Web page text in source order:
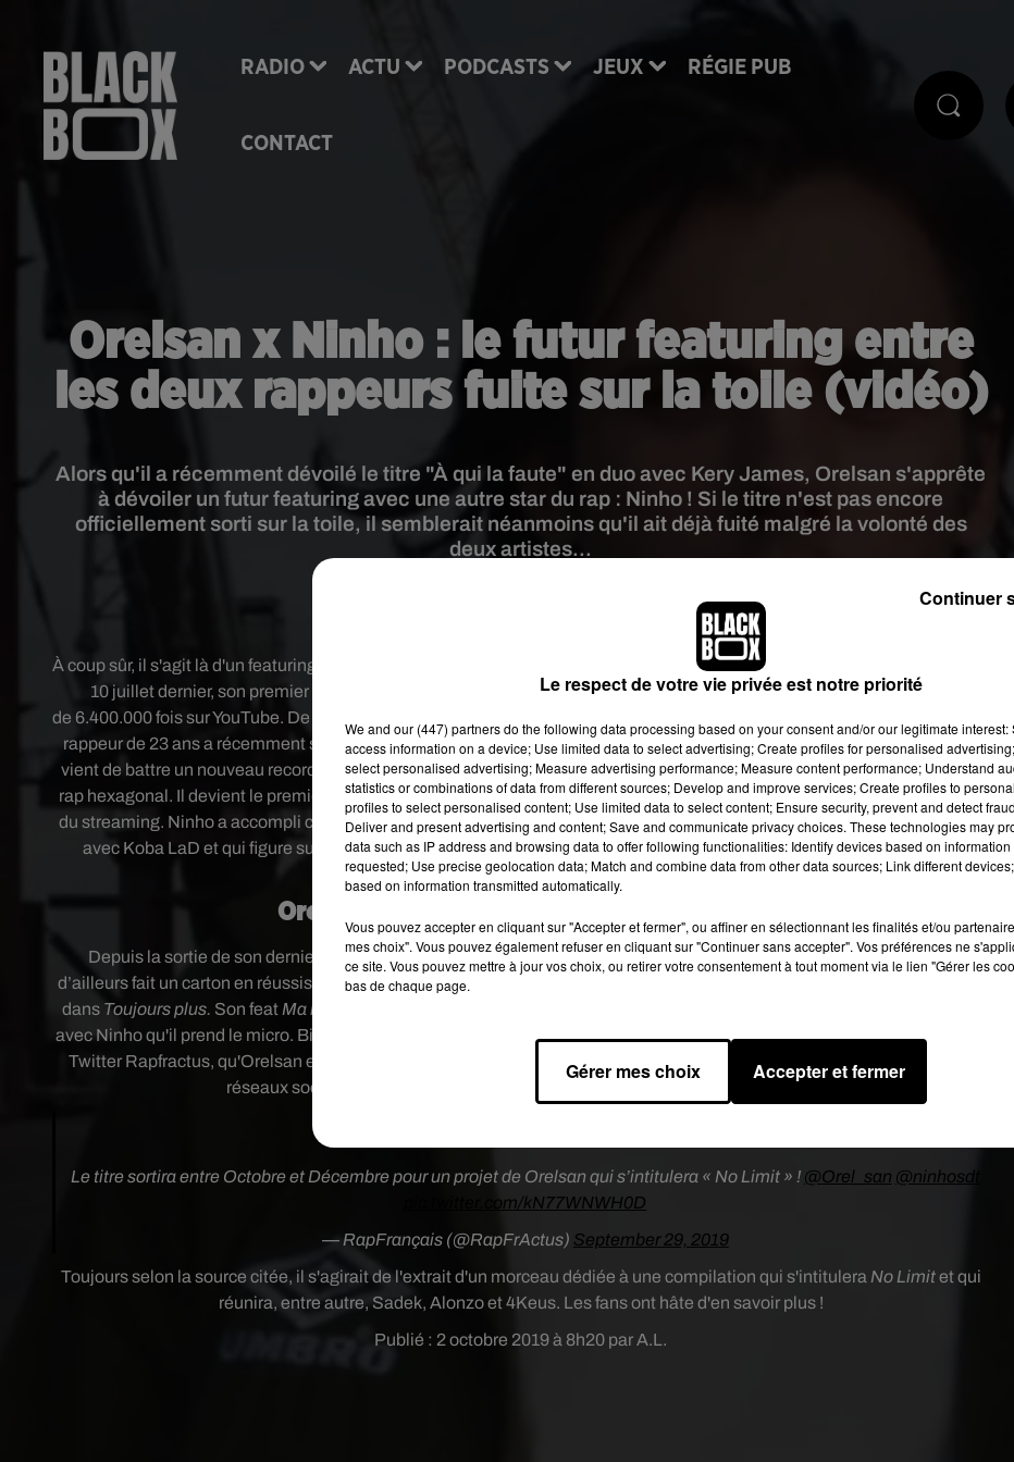
RADIO ACTU PODCASTS JEUX RÉGIE PUB
CONTACT
Orelsan x Ninho : le futur featuring entre
les deux rappeurs fuite sur la toile (vidéo)
Publié : 2 octobre 2019 à 8h20 par A.L.
Alors qu'il a récemment dévoilé le titre "À qui la faute" en duo avec Kery James, Orelsan s'apprête
à dévoiler un futur featuring avec une autre star du rap : Ninho ! Si le titre n'est pas encore
officiellement sorti sur la toile, il semblerait néanmoins qu'il ait déjà fuité malgré la volonté des
deux artistes...
Capture d'écran YouTube clip "Basique"
À coup sûr, il s'agit là d'un featuring qui va faire grand bruit dans le monde du rap. D'un côté,Orelsan
10 juillet dernier, son premier duo avec le rappeur Kery James, baptiséÀ qui la faute, dont le clip a déjà été vu plus
de 6.400.000 fois sur YouTube. De l'autre, le célèbre
rappeur de 23 ansa récemment sorti son nouvel album Destin, certifié double disque de platine. Mais aujourd’hui, Ninho
vient de battre un nouveau record qui confirme le fait qu’il est un des acteurs principaux et incontournables de la scène du
rap hexagonal. Il devient le premier rappeur français à avoir dépassé la barre du 50eme single d’or depuis la mise en place
du streaming. Ninho a accompli cette prouesse grâce à un morceau intituléQuotidien, un titre qu’il enregistré en featuring
avec Koba LaD et qui figure sur l’album de ce dernier. Fort de ce succès, Ninho poursuit sa tournée à travers toute la
France, et prépare également un nouveau featuring...
Orelsan x Ninho, le prochain gros carton ?
Depuis la sortie de son dernier album, baptiséeLa fête est finie,Orelsan enchaîne les collaborations. Son album a
d’ailleurs fait un carton en réussissant plus de 500 000 ventes. Depuis, il a collaboré sur l’album
dans Toujours plus. Son feat Ma life
avec Ninho qu'il prend le micro. Bien que les deux rappeurs n'aient pas officialisé la nouvelle, il semblerait, selon le compte
Twitter Rapfractus, qu'Orelsan et Ninho soit en train de préparer un featuring. Et pour cause... Un leak, qui a fuité sur les
réseaux sociaux, annoncerait une future collaboration entre les deux artistes.
Le titre sortira entre Octobre et Décembre pour un projet de Orelsan qui s’intitulera « No Limit » ! @Orel_san @ninhosdt
pic.twitter.com/kN77WNWH0D
— RapFrançais (@RapFrActus) September 29, 2019
Toujours selon la source citée, il s'agirait de l'extrait d'un morceau dédiée à une compilation qui s'intitulera No Limitet qui
réunira, entre autre, Sadek, Alonzo et 4Keus. Les fans ont hâte d'en savoir plus !
Le respect de votre vie privée est notre priorité
We and our (447) partnersdo the following data processing based on your consent and/or our legitimate interest:
access information on a device; Use limited data to select advertising; Create profiles for personalised
select personalised advertising; Measure advertising performance; Measure content performance; Understand
statistics or combinations of data from different sources; Develop and improve services; Create profiles to
profiles to select personalised content; Use limited data to select content; Ensure security, prevent and detect
Deliver and present advertising and content; Save and communicate privacy choices. These technologies may
data such as IP address and browsing data to offer following functionalities: Identify devices based on
requested; Use precise geolocation data; Match and combine data from other data sources; Link different
based on information transmitted automatically.
Vous pouvez accepter en cliquant sur "Accepter et fermer", ou affiner en sélectionnant les finalités et/ou
mes choix". Vous pouvez également refuser en cliquant sur "Continuer sans accepter". Vos préférences ne
ce site. Vous pouvez mettre à jour vos choix, ou retirer votre consentement à tout moment via le lien "Gérer les
bas de chaque page.
Gérer mes choix Accepter et fermer
Continuer